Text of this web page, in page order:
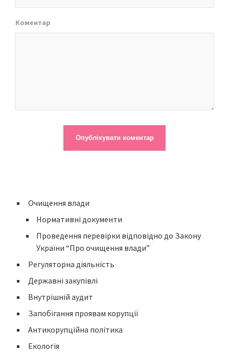
Коментар
Очищення влади
Нормативні документи
Проведення перевірки відповідно до Закону
України “Про очищення влади”
Регуляторна діяльність
Державні закупівлі
Внутрішній аудит
Запобігання проявам корупції
Антикорупційна політика
Екологія